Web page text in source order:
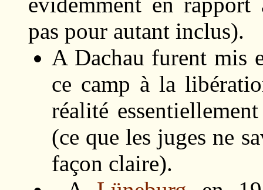
pas pour autant inclus).
A Dachau furent mis
ce camp à la
réalité
(ce que les juges ne
façon claire).